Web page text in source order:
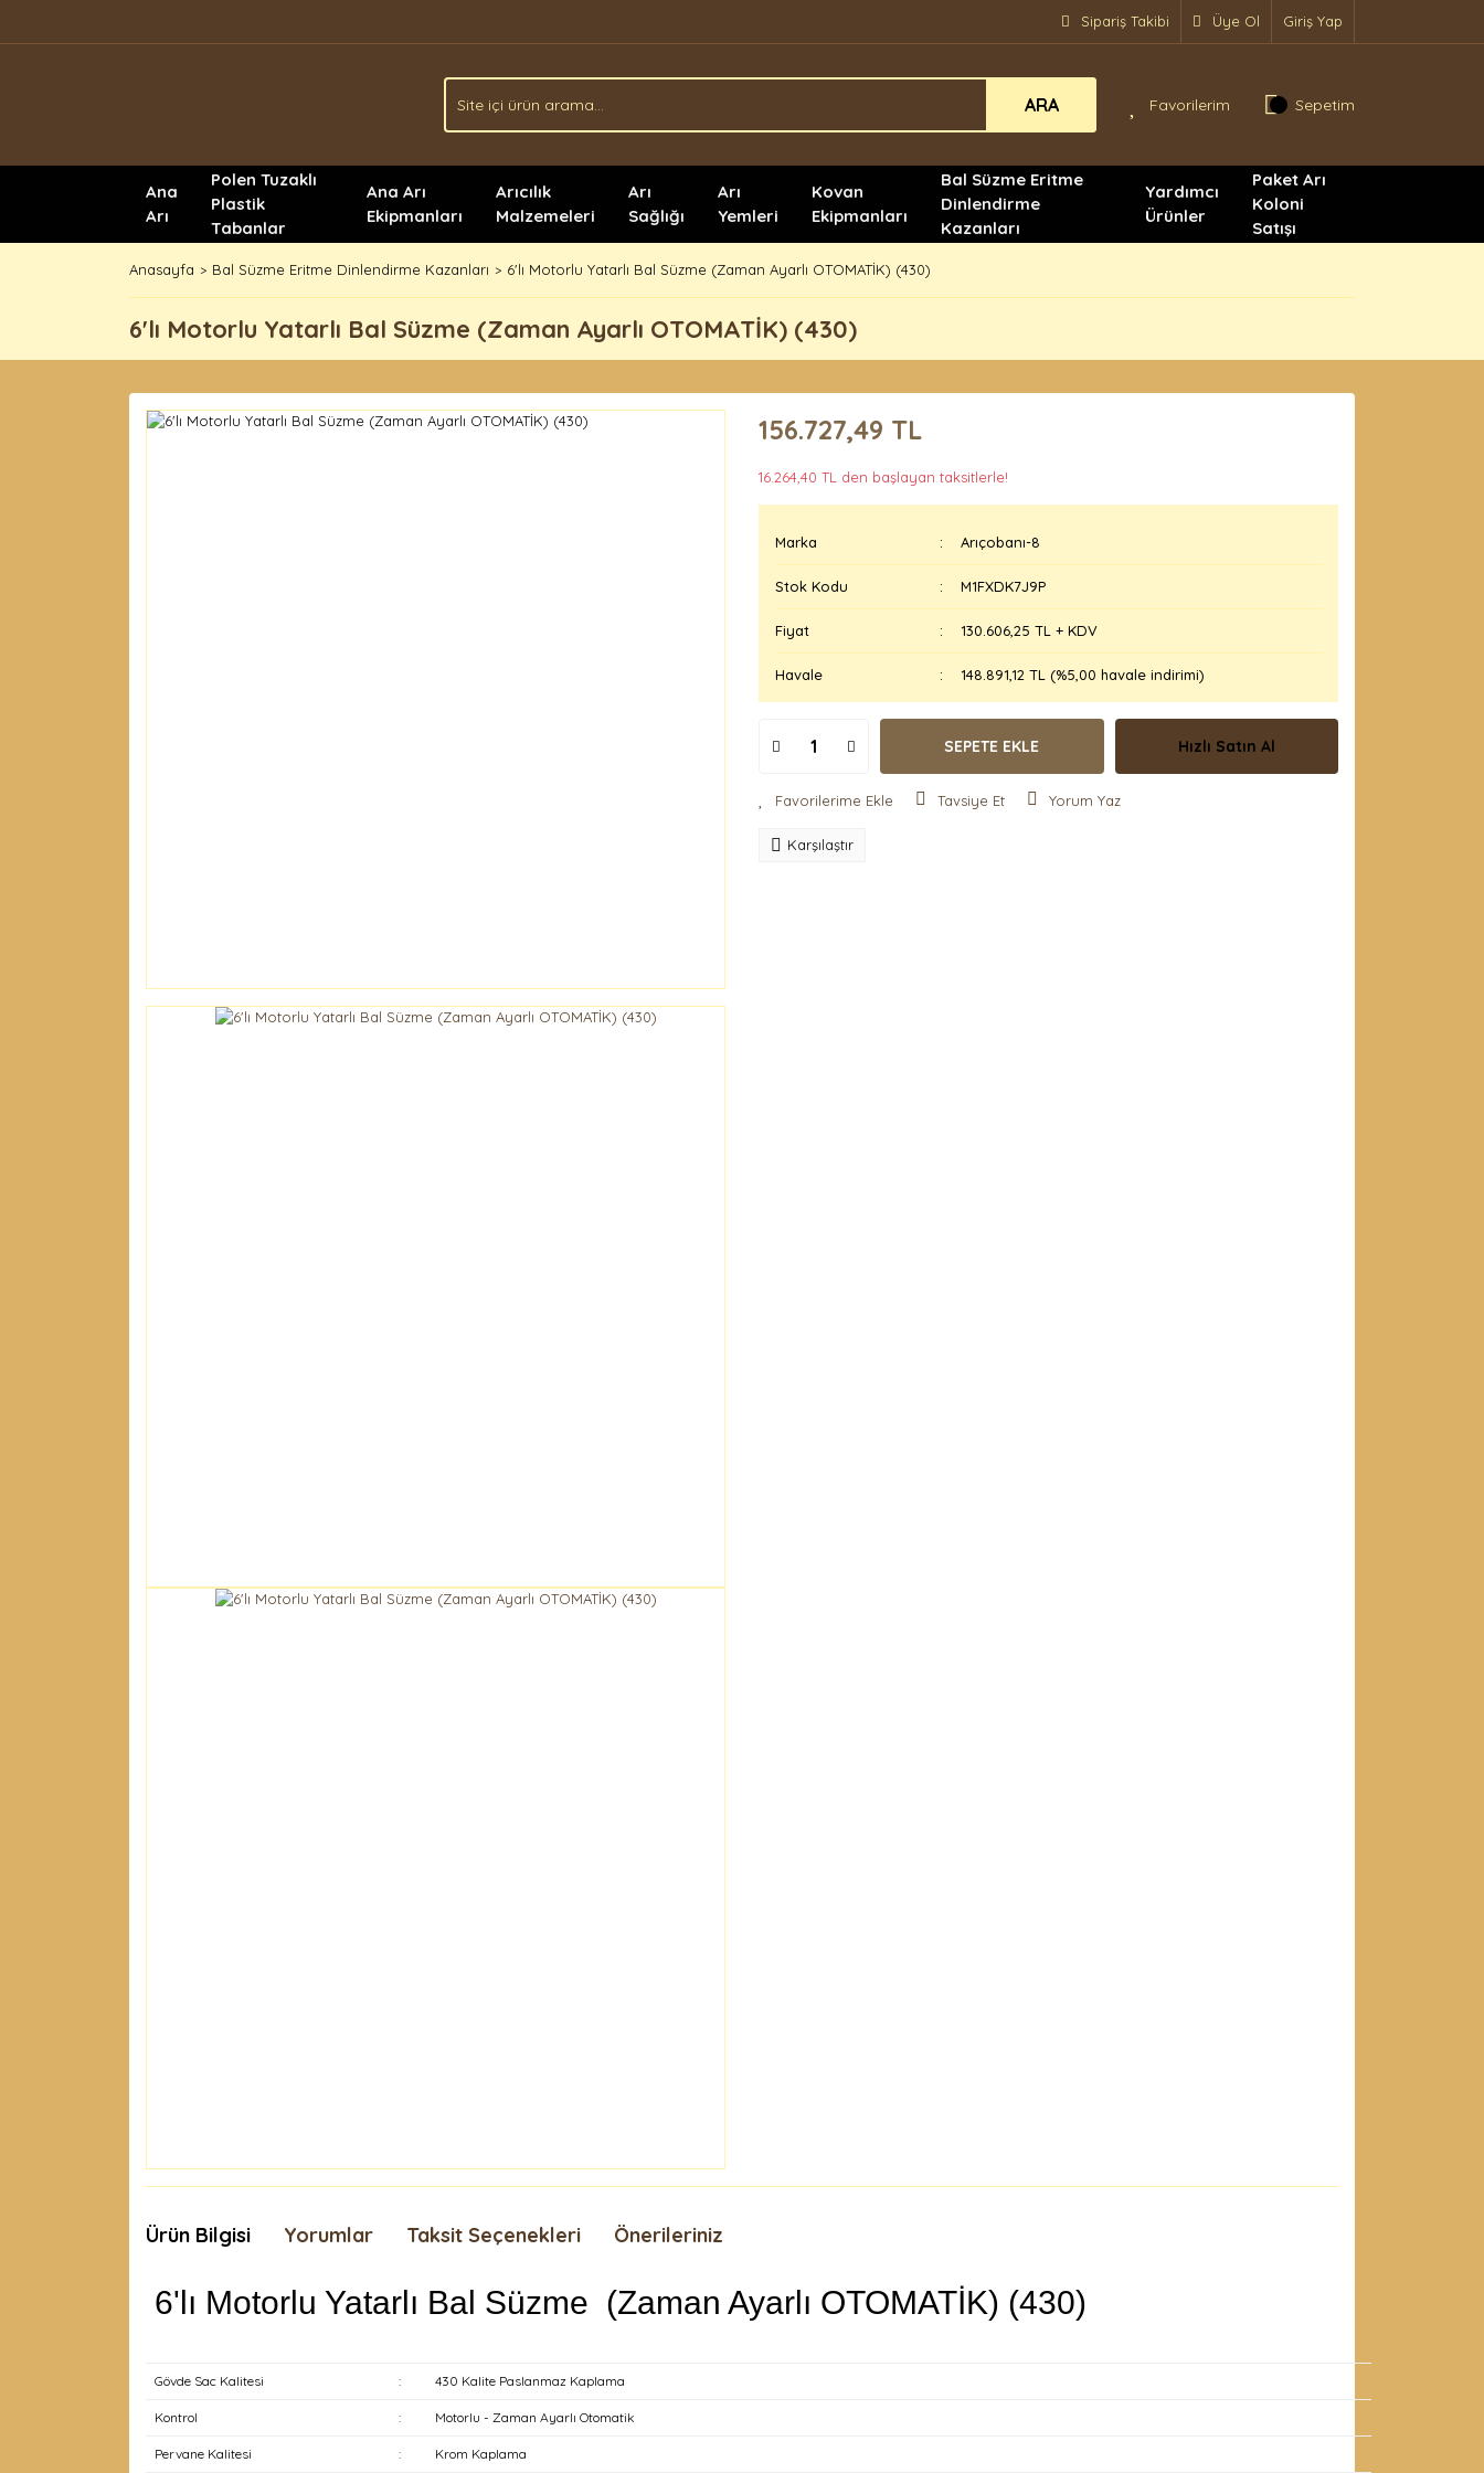
Sipariş Takibi Üye Ol Giriş Yap
ARA Favorilerim Sepetim
Ana
Arı
Polen Tuzaklı
Plastik
Tabanlar
Ana Arı
Ekipmanları
Arıcılık
Malzemeleri
Arı
Sağlığı
Arı
Yemleri
Kovan
Ekipmanları
Bal Süzme Eritme
Dinlendirme
Kazanları
Yardımcı
Ürünler
Paket Arı
Koloni
Satışı
Anasayfa Bal Süzme Eritme Dinlendirme Kazanları 6'lı Motorlu Yatarlı Bal Süzme (Zaman Ayarlı OTOMATİK) (430)
6'lı Motorlu Yatarlı Bal Süzme (Zaman Ayarlı OTOMATİK) (430)
156.727,49 TL
16.264,40 TL den başlayan taksitlerle!
Marka Arıçobanı-8
Stok Kodu M1FXDK7J9P
Fiyat 130.606,25 TL + KDV
Havale 148.891,12 TL (%5,00 havale indirimi)
SEPETE EKLE Hızlı Satın Al
Tavsiye Et Yorum Yaz
Karşılaştır
Ürün Bilgisi Yorumlar Taksit Seçenekleri Önerileriniz
6'lı Motorlu Yatarlı Bal Süzme (Zaman Ayarlı OTOMATİK) (430)
Gövde Sac Kalitesi : 430 Kalite Paslanmaz Kaplama
Kontrol : Motorlu - Zaman Ayarlı Otomatik
Pervane Kalitesi : Krom Kaplama